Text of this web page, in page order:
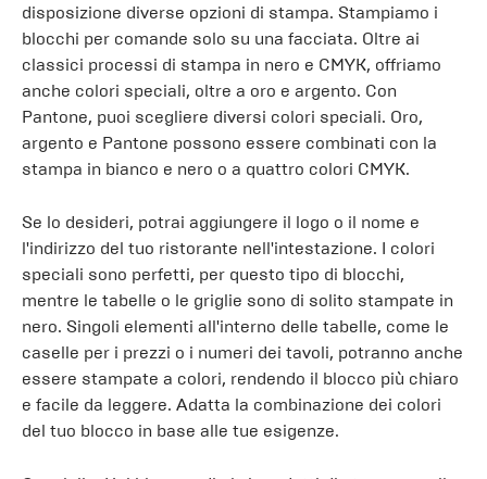
disposizione diverse opzioni di stampa. Stampiamo i
blocchi per comande solo su una facciata. Oltre ai
classici processi di stampa in nero e CMYK, offriamo
anche colori speciali, oltre a oro e argento. Con
Pantone, puoi scegliere diversi colori speciali. Oro,
argento e Pantone possono essere combinati con la
stampa in bianco e nero o a quattro colori CMYK.
Se lo desideri, potrai aggiungere il logo o il nome e
l'indirizzo del tuo ristorante nell'intestazione. I colori
speciali sono perfetti, per questo tipo di blocchi,
mentre le tabelle o le griglie sono di solito stampate in
nero. Singoli elementi all'interno delle tabelle, come le
caselle per i prezzi o i numeri dei tavoli, potranno anche
essere stampate a colori, rendendo il blocco più chiaro
e facile da leggere. Adatta la combinazione dei colori
del tuo blocco in base alle tue esigenze.